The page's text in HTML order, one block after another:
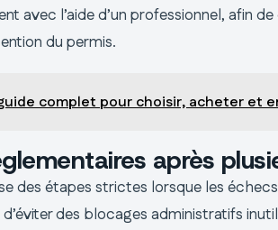
avec l’aide d’un professionnel, afin
du permis.
complet pour choisir, acheter et
après
des étapes strictes lorsque les
des blocages administratifs